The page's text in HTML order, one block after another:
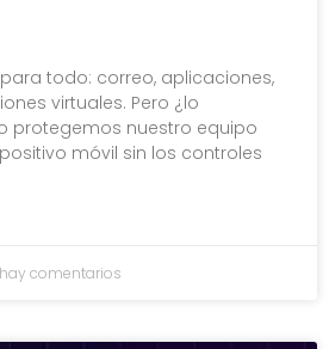
todo: correo, aplicaciones,
virtuales. Pero ¿lo
protegemos nuestro equipo
móvil sin los controles
comentarios